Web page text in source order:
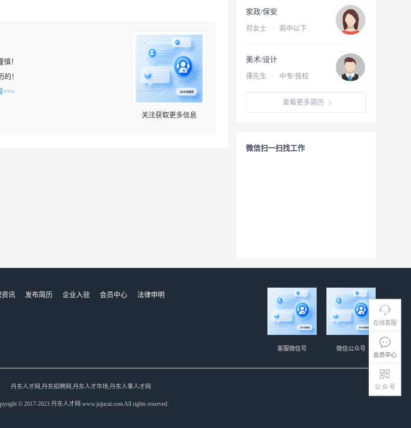
在线客服
会员中心
公 众 号
！
的！
>>>
关注获取更多信息
家政/保安
邓女士 · 高中以下
美术/设计
谭先生 · 中专/技校
查看更多简历
微信扫一扫找工作
资讯 发布简历 企业入驻 会员中心
法律申明
微信公众号
客服微信号
丹东人才网,丹东招聘网,丹东人才市场,丹东人事人才网
© 2017-2023 丹东人才网 www.jujucai.com All rights reserved.